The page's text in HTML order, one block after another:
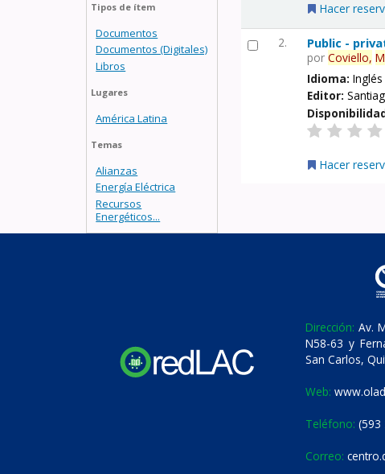
Tipos de ítem
Documentos
Documentos (Digitales)
Libros
Lugares
América Latina
Temas
Alianzas
Energía Eléctrica
Recursos
Energéticos...
Hacer
2. Public -
porCoviello,
Idioma:Inglés
Editor:
Hacer
Dirección: Av.
N58-63 y
San Carlos,
Web:
Teléfono: (593
Correo: